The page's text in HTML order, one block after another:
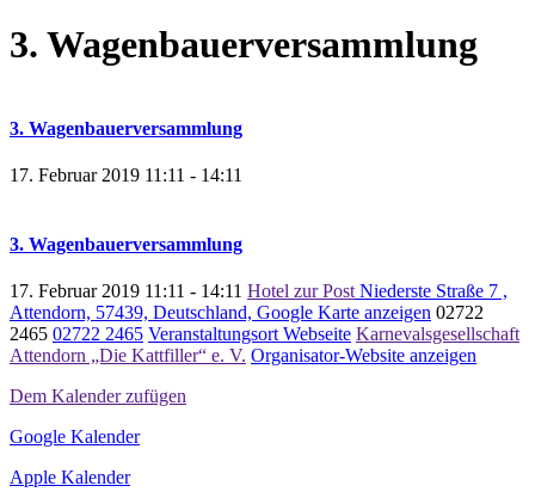
3. Wagenbauerversammlung
3. Wagenbauerversammlung
17. Februar 2019 11:11 - 14:11
3. Wagenbauerversammlung
17. Februar 2019 11:11 - 14:11 Hotel zur Post Niederste Straße 7 ,
Attendorn, 57439, Deutschland, Google Karte anzeigen 02722
2465 02722 2465 Veranstaltungsort Webseite Karnevalsgesellschaft
Attendorn „Die Kattfiller“ e. V. Organisator-Website anzeigen
Dem Kalender zufügen
Google Kalender
Apple Kalender